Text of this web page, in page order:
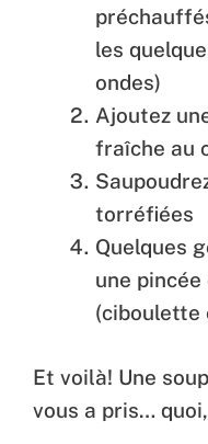
les
ondes)
Ajoutez
fraîche au
torréfiées
Quelques
une pincée
(ciboulette
Et voilà! Une
vous a pris…